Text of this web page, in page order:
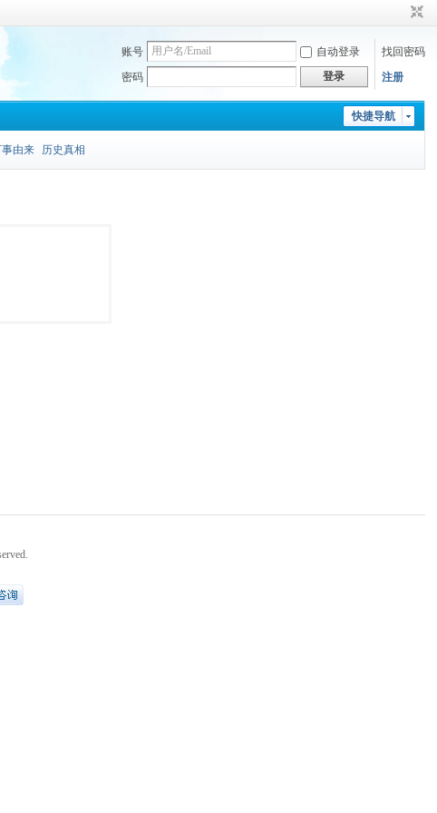
账号 自动登录
找回密码
密码
登录 注册
快捷导航
事由来 历史真相